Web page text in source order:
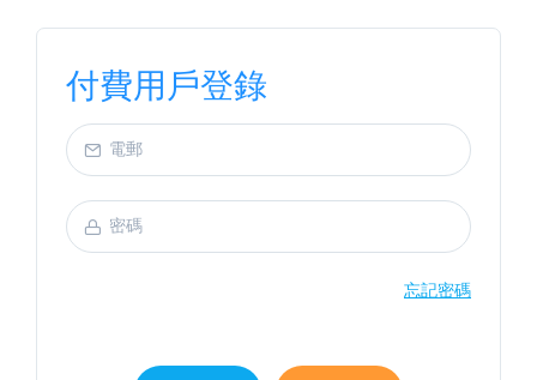
付費用戶登錄
忘記密碼